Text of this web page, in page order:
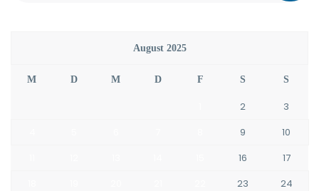
August 2025
M D M D F S S
2
3
9
10
16
17
23
24